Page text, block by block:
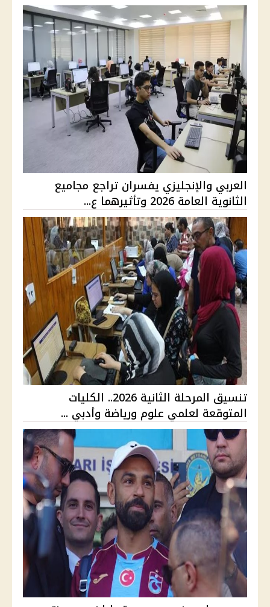
العربي والإنجليزي يفسران تراجع مجاميع
الثانوية العامة 2026 وتأثيرهما ع...
تنسيق المرحلة الثانية 2026.. الكليات
المتوقعة لعلمي علوم ورياضة وأدبي ...